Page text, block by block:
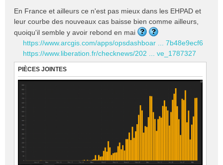
En France et ailleurs ce n'est pas mieux dans les EHPAD et
leur courbe des nouveaux cas baisse bien comme ailleurs,
quoiqu'il semble y avoir rebond en mai
https://www.arcgis.com/apps/opsdashboar ... 7b48e9ecf6
https://www.liberation.fr/checknews/202 ... ve_1787327
PIÈCES JOINTES